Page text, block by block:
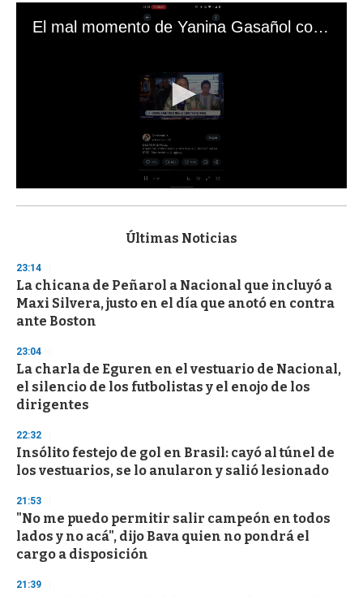
El mal momento de Yanina Gasañol con un hincha argentino en "Subrayado"
s
d
s
o
f
3
s
e
c
o
n
Últimas Noticias
23:14
La chicana de Peñarol a Nacional que incluyó a
Maxi Silvera, justo en el día que anotó en contra
ante Boston
23:04
La charla de Eguren en el vestuario de Nacional,
el silencio de los futbolistas y el enojo de los
dirigentes
22:32
Insólito festejo de gol en Brasil: cayó al túnel de
los vestuarios, se lo anularon y salió lesionado
21:53
"No me puedo permitir salir campeón en todos
lados y no acá", dijo Bava quien no pondrá el
cargo a disposición
21:39